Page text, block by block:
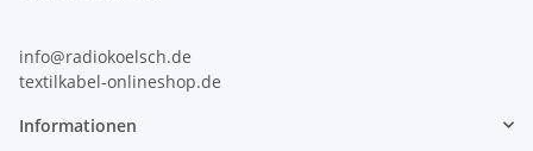
info@radiokoelsch.de
textilkabel-onlineshop.de
Informationen